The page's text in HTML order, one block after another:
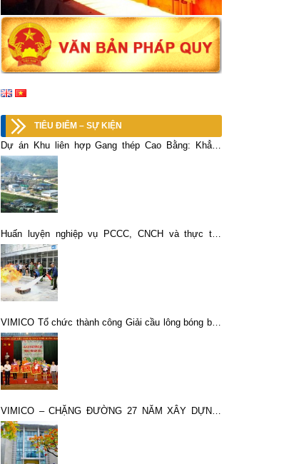
TIÊU ĐIỂM – SỰ KIỆN
Dự án Khu liên hợp Gang thép Cao Bằng: Khẳng
định chiến lược đúng đắn của TKV
Huấn luyện nghiệp vụ PCCC, CNCH và thực tập
phương án năm 2023
VIMICO Tổ chức thành công Giải cầu lông bóng bàn
phong trào năm 2018
VIMICO – CHẶNG ĐƯỜNG 27 NĂM XÂY DỰNG,
PHÁT TRIỂN